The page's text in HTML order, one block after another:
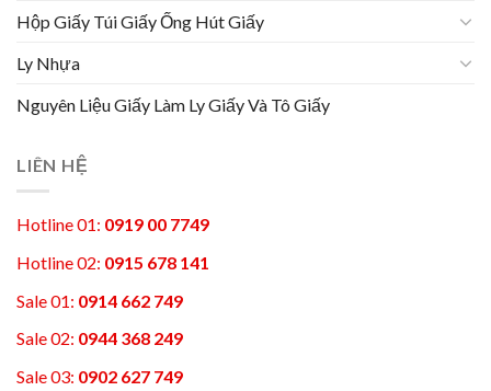
Hộp Giấy Túi Giấy Ống Hút Giấy
Ly Nhựa
Nguyên Liệu Giấy Làm Ly Giấy Và Tô Giấy
LIÊN HỆ
Hotline 01: 0919 00 7749
Hotline 02: 0915 678 141
Sale 01: 0914 662 749
Sale 02: 0944 368 249
Sale 03: 0902 627 749